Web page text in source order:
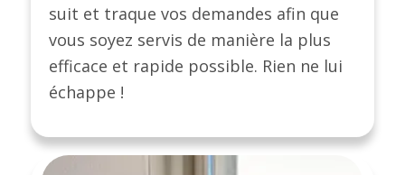
suit et traque vos demandes afin que
vous soyez servis de manière la plus
efficace et rapide possible. Rien ne lui
échappe !